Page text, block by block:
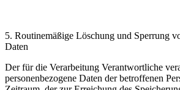
5. Routinemäßige Löschung und Sperrung
Daten
Der für die Verarbeitung Verantwortliche
personenbezogene Daten der betroffenen